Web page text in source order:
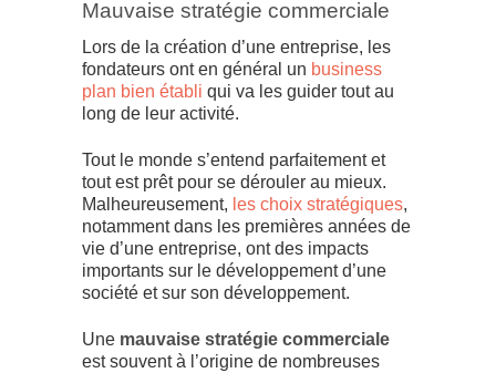
Mauvaise stratégie commerciale
Lors de la création d’une entreprise, les
fondateurs ont en général un business
plan bien établi qui va les guider tout au
long de leur activité.
Tout le monde s’entend parfaitement et
tout est prêt pour se dérouler au mieux.
Malheureusement, les choix stratégiques,
notamment dans les premières années de
vie d’une entreprise, ont des impacts
importants sur le développement d’une
société et sur son développement.
Une mauvaise stratégie commerciale
est souvent à l’origine de nombreuses